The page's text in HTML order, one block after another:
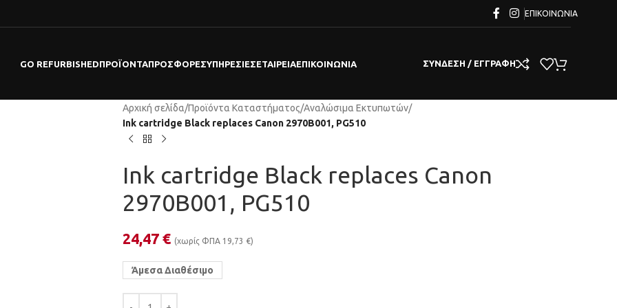
ΕΠΙΚΟΙΝΩΝΊΑ
GO REFURBISHEDΠΡΟΪΌΝΤΑΠΡΟΣΦΟΡΕΣΥΠΗΡΕΣΊΕΣΕΤΑΙΡΕΊΑΕΠΙΚΟΙΝΩΝΊΑ ΣΎΝΔΕΣΗ / ΕΓΓΡΑΦΉ
Αρχική σελίδα/Προϊόντα Καταστήματος/Αναλώσιμα Εκτυπωτών/
Ink cartridge Black replaces Canon 2970B001, PG510
Ink cartridge Black replaces Canon
2970B001, PG510
24,47 € (χωρίς ΦΠΑ 19,73 €)
Άμεσα Διαθέσιμο